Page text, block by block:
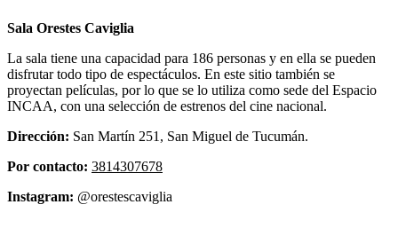
Sala Orestes Caviglia
La sala tiene una capacidad para 186 personas y en ella se pueden
disfrutar todo tipo de espectáculos. En este sitio también se
proyectan películas, por lo que se lo utiliza como sede del Espacio
INCAA, con una selección de estrenos del cine nacional.
Dirección: San Martín 251, San Miguel de Tucumán.
Por contacto: 3814307678
Instagram: @orestescaviglia